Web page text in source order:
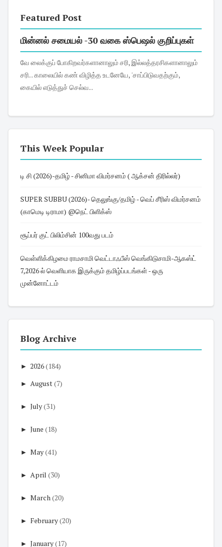
Featured Post
மின்னல் சமையல் -30 வகை ஸ்பெஷல் குறிப்புகள்
வே லைக்குப் போகிறவர்களானாலும் சரி, இல்லத்தரசிகளானாலும்
சரி... காலையில் கண் விழித்த உடனேயே, 'சாப்பிடுவதற்கும்,
கையில் எடுத்துச் செல்வ...
This Week Popular
டி சி (2026)-தமிழ் - சினிமா விமர்சனம் ( ஆக்சன் திரில்லர்)
SUPER SUBBU (2026)- தெலுங்கு/தமிழ் - வெப் சீரிஸ் விமர்சனம்
(காமெடி டிராமா) @நெட் பிளிக்ஸ்
சூப்பர் குட் பிலிம்சின் 100வது படம்
வெள்ளிக்கிழமை ராமசாமி வெட்டாஃபீஸ் வெங்கிடுசாமி-ஆகஸ்ட்
7,2026 ல் வெளியாக இருக்கும் தமிழ்ப்படங்கள் - ஒரு
முன்னோட்டம்
Blog Archive
► 2026(184)
► August(7)
► July(31)
► June (18)
► May(41)
► April (30)
► March(20)
► February(20)
► January(17)